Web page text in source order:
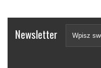
Newsletter